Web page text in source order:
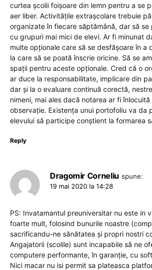
curtea școlii foișoare din lemn pentru a se
aer liber. Activitățile extrașcolare trebuie
organizate în fiecare săptămână, dar să
cu grupuri mai mici de elevi. Ar fi minunat
multe opționale care să se desfășoare în a
la care să se poată înscrie oricine. Să se
spații pentru aceste opționale. Cred că o
ar duce la responsabilitate, implicare din
dar și la o evaluare continuă corectă,
nimeni, mai ales dacă notarea ar fi
observație. Existența unui portofoliu va da
elevului să participe conștient la formarea
Reply
Dragomir Corneliu spune:
19 mai 2020 la 14:28
PS: Invatamantul preuniversitar nu este in
foarte mult, folosind bunurile noastre
sacrificandu-ne sănătatea și propri nostri
Angajatorii (scolile) sunt incapabile să ne
computere performante, în garanție, cu
Nici macar nu isi permit sa plateasca